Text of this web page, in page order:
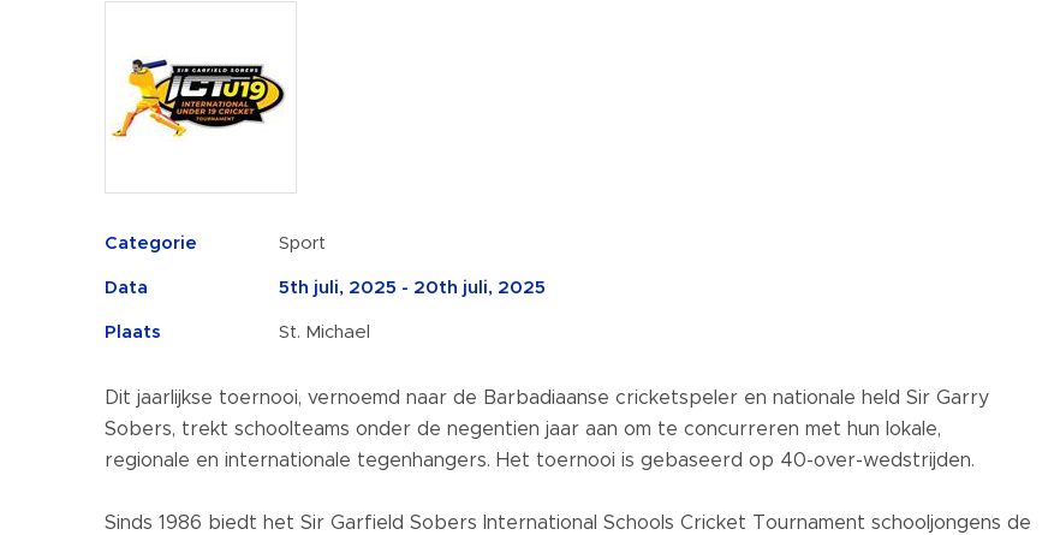
Categorie Sport
Data 5th juli, 2025 - 20th juli, 2025
Plaats St. Michael
Dit jaarlijkse toernooi, vernoemd naar de Barbadiaanse cricketspeler en nationale held Sir Garry
Sobers, trekt schoolteams onder de negentien jaar aan om te concurreren met hun lokale,
regionale en internationale tegenhangers. Het toernooi is gebaseerd op 40-over-wedstrijden.
Sinds 1986 biedt het Sir Garfield Sobers International Schools Cricket Tournament schooljongens de